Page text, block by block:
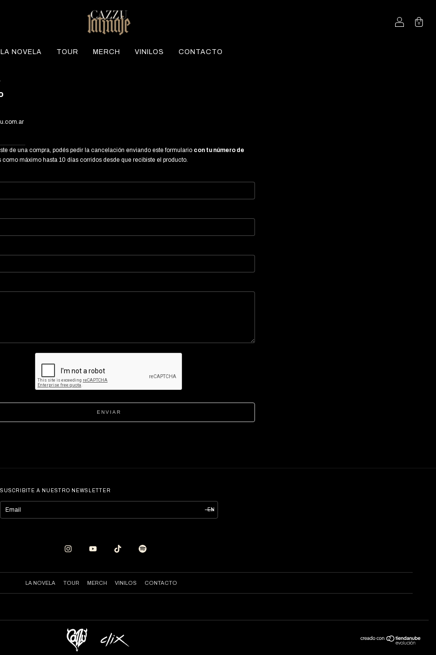
0
LA NOVELA TOUR MERCH VINILOS CONTACTO
de una compra, podés pedir la cancelación enviando este formulario con tu número de
como máximo hasta 10 días corridos desde que recibiste el producto.
ENVIAR
SUSCRIBITE A NUESTRO NEWSLETTER
LA NOVELA TOUR MERCH VINILOS CONTACTO